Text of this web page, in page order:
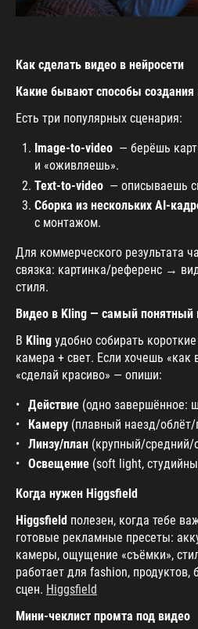
Как сделать видео в нейросети
Какие бывают способы создания
Есть три популярных сценария:
Image-to-video — берёшь
и «оживляешь».
Text-to-video — описываешь
Сборка из нескольких AI-
с монтажом.
Для коммерческого результата
связка: картинка/референс →
стиля.
Видео в Kling — самый понятный
В Kling удобно собирать
камера + свет. Если хочешь «как
«сделай красиво» — опиши:
Действие (одно завершённое:
Камеру (плавный наезд/
Линзу/план (крупный/средний/
Освещение (soft light,
Когда нужен Higgsfield
Higgsfield полезен, когда тебе
готовые рекламные пресеты:
камеры, ощущение «съёмки»,
работает для fashion,
сцен. Higgsfield
Мини-чеклист промта под видео